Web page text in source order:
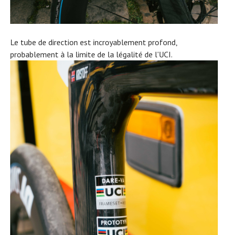
Le tube de direction est incroyablement profond,
probablement à la limite de la légalité de l'UCI.